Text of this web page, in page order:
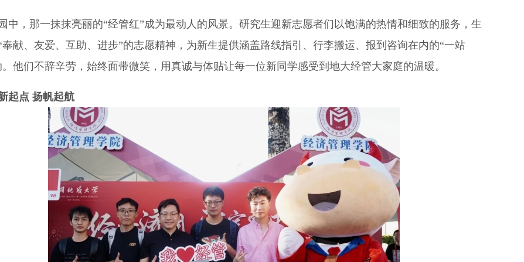
中，那一抹抹亮丽的“经管红”成为最动人的风景。研究生迎新志愿者们以饱满的热情和细致的服务，生
奉献、友爱、互助、进步”的志愿精神，为新生提供涵盖路线指引、行李搬运、报到咨询在内的“一站
。他们不辞辛劳，始终面带微笑，用真诚与体贴让每一位新同学感受到地大经管大家庭的温暖。
起点 扬帆起航